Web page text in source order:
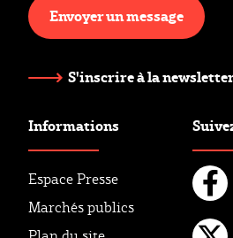
Envoyer un message
S'inscrire à la
Informations
Espace Presse
Marchés publics